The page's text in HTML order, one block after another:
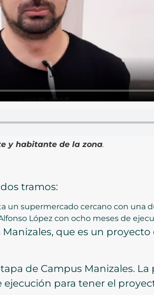
y habitante de la zona.
tramos:
un supermercado cercano con una
López con ocho meses de
que es un
de Campus Manizales.
ejecución para tener el